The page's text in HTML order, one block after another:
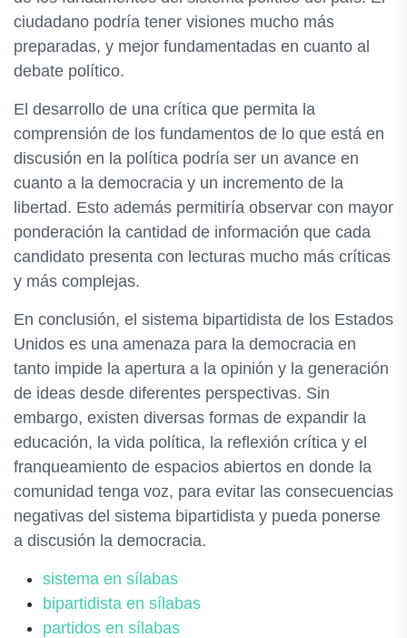
ciudadano podría tener visiones mucho más
preparadas, y mejor fundamentadas en cuanto al
debate político.
El desarrollo de una crítica que permita la
comprensión de los fundamentos de lo que está en
discusión en la política podría ser un avance en
cuanto a la democracia y un incremento de la
libertad. Esto además permitiría observar con mayor
ponderación la cantidad de información que cada
candidato presenta con lecturas mucho más críticas
y más complejas.
En conclusión, el sistema bipartidista de los Estados
Unidos es una amenaza para la democracia en
tanto impide la apertura a la opinión y la generación
de ideas desde diferentes perspectivas. Sin
embargo, existen diversas formas de expandir la
educación, la vida política, la reflexión crítica y el
franqueamiento de espacios abiertos en donde la
comunidad tenga voz, para evitar las consecuencias
negativas del sistema bipartidista y pueda ponerse
a discusión la democracia.
sistema en sílabas
bipartidista en sílabas
partidos en sílabas